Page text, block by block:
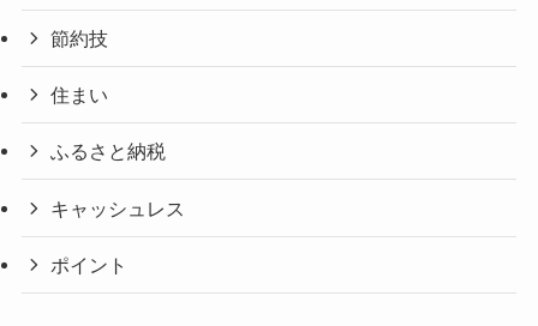
節約技
住まい
ふるさと納税
キャッシュレス
ポイント